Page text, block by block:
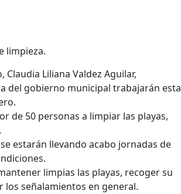
limpieza.
Claudia Liliana Valdez Aguilar,
del gobierno municipal trabajarán esta
de 50 personas a limpiar las playas,
estarán llevando acabo jornadas de
limpias las playas, recoger su
señalamientos en general.